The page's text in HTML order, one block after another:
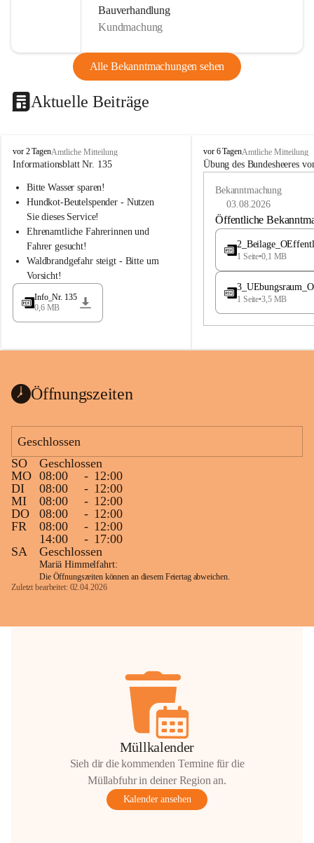
Bauverhandlung
Kundmachung
Alle Bekanntmachungen sehen
Aktuelle Beiträge
B
u
h
a
d
l
a
vor 2 TagenAmtliche Mitteilung
Informationsblatt Nr. 135
Bitte Wasser sparen!
Hundkot-Beutelspender - Nutzen
Sie dieses Service!
Ehrenamtliche Fahrerinnen und
Fahrer gesucht!
Waldbrandgefahr steigt - Bitte um
Vorsicht!
Info_Nr. 135
0,6 MB
B
u
e
a
vor 6 TagenAmtliche Mitteilung
Übung des Bundesheeres
Bekanntmachung
03.08.2026
Öffentliche
1 Seite•0,1 MB
1 Seite•3,5 MB
Öffnungszeiten
Geschlossen
SO
Geschlossen
MO 08:00 - 12:00
DI
08:00 - 12:00
MI
08:00 - 12:00
DO
08:00 - 12:00
FR
08:00 - 12:00
14:00
- 17:00
SA
Geschlossen
Mariä Himmelfahrt:
Die Öffnungszeiten können an diesem Feiertag abweichen.
Zuletzt bearbeitet: 02.04.2026
Müllkalender
Sieh dir die kommenden Termine für die
Müllabfuhr in deiner Region an.
Kalender ansehen